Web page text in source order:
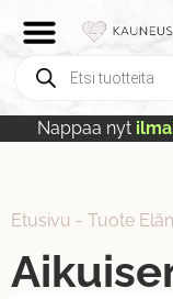
Nappaa nyt
Etusivu - Tuote